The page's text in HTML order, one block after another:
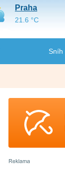
Sníh
Praha
21.6 °C